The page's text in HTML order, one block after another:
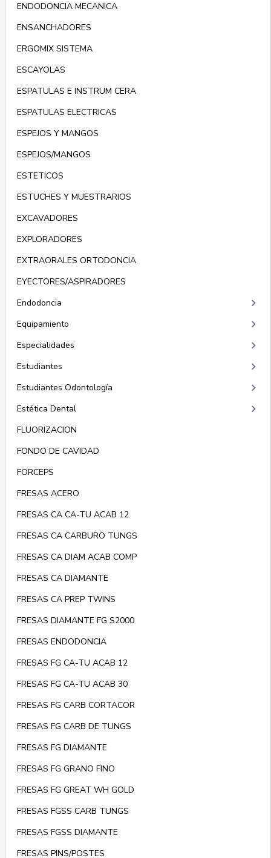
ENDODONCIA MECANICA
ENSANCHADORES
ERGOMIX SISTEMA
ESCAYOLAS
ESPATULAS E INSTRUM CERA
ESPATULAS ELECTRICAS
ESPEJOS Y MANGOS
ESPEJOS/MANGOS
ESTETICOS
ESTUCHES Y MUESTRARIOS
EXCAVADORES
EXPLORADORES
EXTRAORALES ORTODONCIA
EYECTORES/ASPIRADORES
Endodoncia
keyboard_arrow_right
Equipamiento keyboard_arrow_right
Especialidades keyboard_arrow_right
Estudiantes keyboard_arrow_right
Estudiantes Odontología keyboard_arrow_right
Estética Dental keyboard_arrow_right
FLUORIZACION
FONDO DE CAVIDAD
FORCEPS
FRESAS ACERO
FRESAS CA CA-TU ACAB 12
FRESAS CA CARBURO TUNGS
FRESAS CA DIAM ACAB COMP
FRESAS CA DIAMANTE
FRESAS CA PREP TWINS
FRESAS DIAMANTE FG S2000
FRESAS ENDODONCIA
FRESAS FG CA-TU ACAB 12
FRESAS FG CA-TU ACAB 30
FRESAS FG CARB CORTACOR
FRESAS FG CARB DE TUNGS
FRESAS FG DIAMANTE
FRESAS FG GRANO FINO
FRESAS FG GREAT WH GOLD
FRESAS FGSS CARB TUNGS
FRESAS FGSS DIAMANTE
FRESAS PINS/POSTES